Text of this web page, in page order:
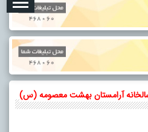
آرامستان بهشت معصومه (س)